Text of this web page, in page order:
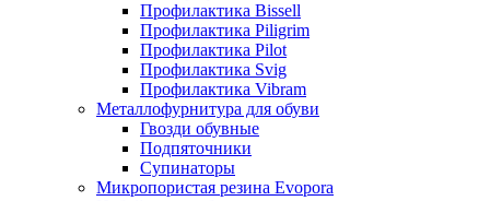
Профилактика Bissell
Профилактика Piligrim
Профилактика Pilot
Профилактика Svig
Профилактика Vibram
Металлофурнитура для обуви
Гвозди обувные
Подпяточники
Супинаторы
Микропористая резина Evopora